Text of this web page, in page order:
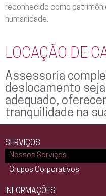
reconhecido como
humanidade.
LOCAÇÃO DE
Assessoria
deslocamento
adequado,
tranquilidade na
SERVIÇOS
Nossos Serviços
Grupos Corporativos
INFORMAÇÕES